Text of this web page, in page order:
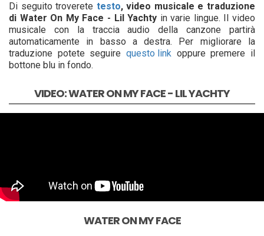
Di seguito troverete testo, video musicale e traduzione
di Water On My Face - Lil Yachty in varie lingue. Il video
musicale con la traccia audio della canzone partirà
automaticamente in basso a destra. Per migliorare la
traduzione potete seguire questo link oppure premere il
bottone blu in fondo.
VIDEO: WATER ON MY FACE - LIL YACHTY
WATER ON MY FACE